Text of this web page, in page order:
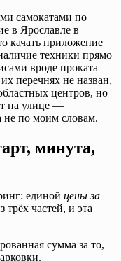
самокатами по
в Ярославле в
качать приложение
техники прямо
вроде проката
перечнях не назван,
центров, но
на улице —
не по моим словам.
минута,
единой цены за
трёх частей, и эта
сумма за то,